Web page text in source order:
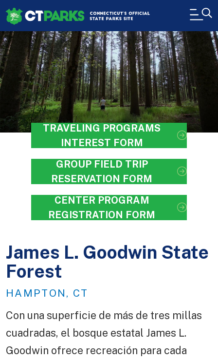
Pasar al contenido principal
TRAVELING PROGRAMS
INTEREST FORM
GROUP FIELD TRIP
RESERVATION FORM
CENTER PROGRAM
REGISTRATION FORM
James L. Goodwin State
Forest
HAMPTON, CT
Con una superficie de más de tres millas
cuadradas, el bosque estatal James L.
Goodwin ofrece recreación para cada